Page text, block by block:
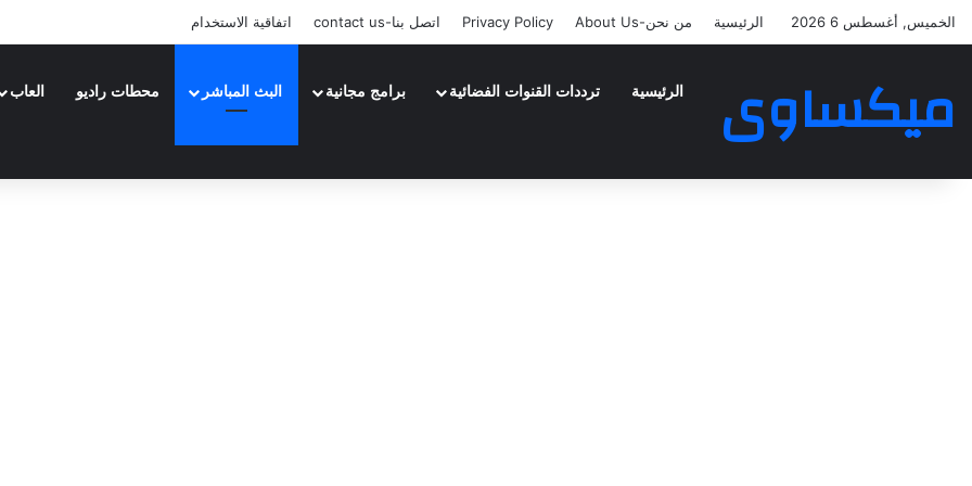
الخميس, أغسطس 6 2026 الرئيسية من نحن-About Us Privacy Policy اتصل بنا-contact us اتفاقية الاستخدام
ميكساوى الرئيسية ترددات القنوات الفضائية برامج مجانية البث المباشر محطات راديو العاب